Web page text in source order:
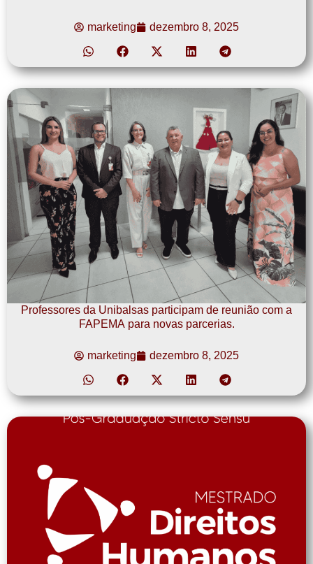
marketing dezembro 8, 2025
Professores da Unibalsas participam de reunião com a
FAPEMA para novas parcerias.
marketing dezembro 8, 2025